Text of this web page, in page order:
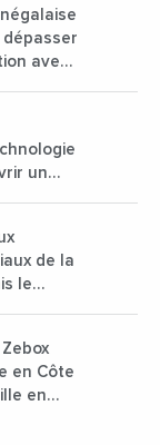
avec
un
à
de la
le
en Côte
en